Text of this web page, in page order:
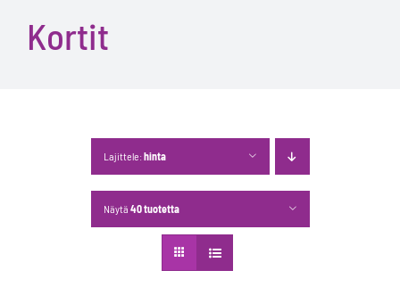
Kortit
Lajittele:hinta
Näytä 40 tuotetta